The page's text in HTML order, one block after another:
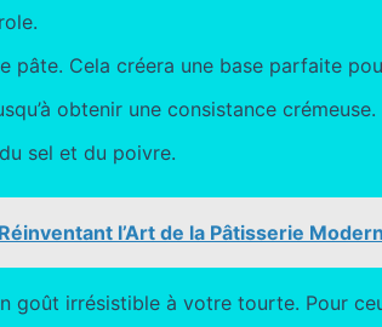
pâte. Cela créera une base parfaite
obtenir une consistance crémeuse.
sel et du poivre.
l’Art de la Pâtisserie
goût irrésistible à votre tourte. Pour